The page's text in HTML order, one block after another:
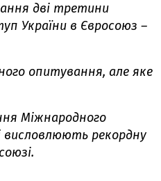
дві третини
України в Євросоюз –
опитування, але яке
Міжнародного
висловлюють рекордну